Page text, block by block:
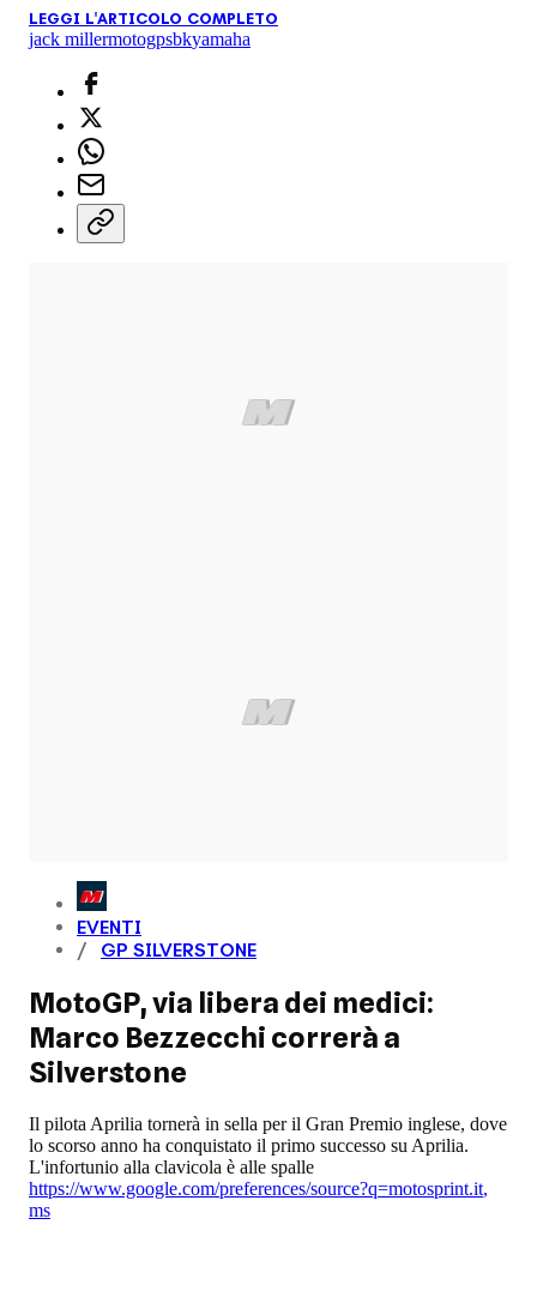
LEGGI L'ARTICOLO COMPLETO
jack millermotogpsbkyamaha
EVENTI
GP SILVERSTONE
MotoGP, via libera dei medici:
Marco Bezzecchi correrà a
Silverstone
Il pilota Aprilia tornerà in sella per il Gran Premio inglese, dove
lo scorso anno ha conquistato il primo successo su Aprilia.
L'infortunio alla clavicola è alle spalle
https://www.google.com/preferences/source?q=motosprint.it,
ms